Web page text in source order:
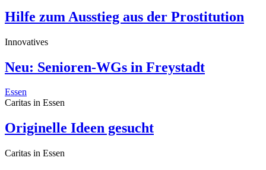
Hilfe zum Ausstieg aus der Prostitution
Innovatives
Neu: Senioren-WGs in Freystadt
Essen
Caritas in Essen
Originelle Ideen gesucht
Caritas in Essen